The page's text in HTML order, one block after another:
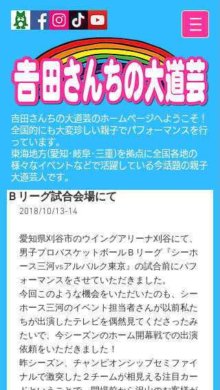
​吉田さんちの大道芸のホームページへようこそ！
全国的にも大変珍しい親子でパフォーマンスを行
っています。
東海地方(愛知･岐阜･三重)を拠点に全国各地の
様々なイベントなどで活躍している今話題の親子
大道芸人です。
Ｂリーグ試合会場にて
2018/10/13-14
愛知県刈谷市のウイングアリーナ刈谷にて、
男子プロバスケットボールＢリーグ『シーホ
ース三河vsアルバルク東京』の試合前にパフ
ォーマンスをさせていただきました。
今回このような機会をいただいたのも、シー
ホース三河のイベント担当者さんが以前私た
ちが出演したテレビを偶然見てくださったみ
たいで、今シーズンのホーム開幕戦での出演
依頼をいただきました！
昨シーズン、チャンピオンシップセミファイ
ナルで激突した２チームが相見える注目カー